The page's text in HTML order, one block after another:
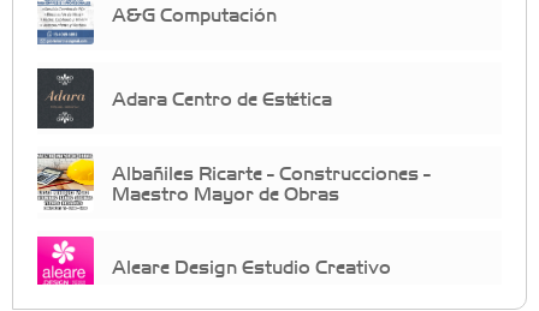
A&G Computación
Adara Centro de Estética
Albañiles Ricarte - Construcciones -
Maestro Mayor de Obras
Aleare Design Estudio Creativo